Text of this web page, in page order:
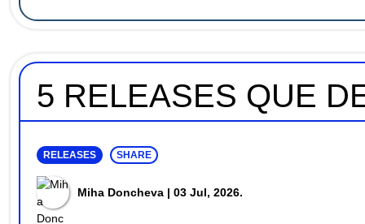
5 RELEASES QUE
RELEASES SHARE
Miha Doncheva | 03 Jul, 2026.